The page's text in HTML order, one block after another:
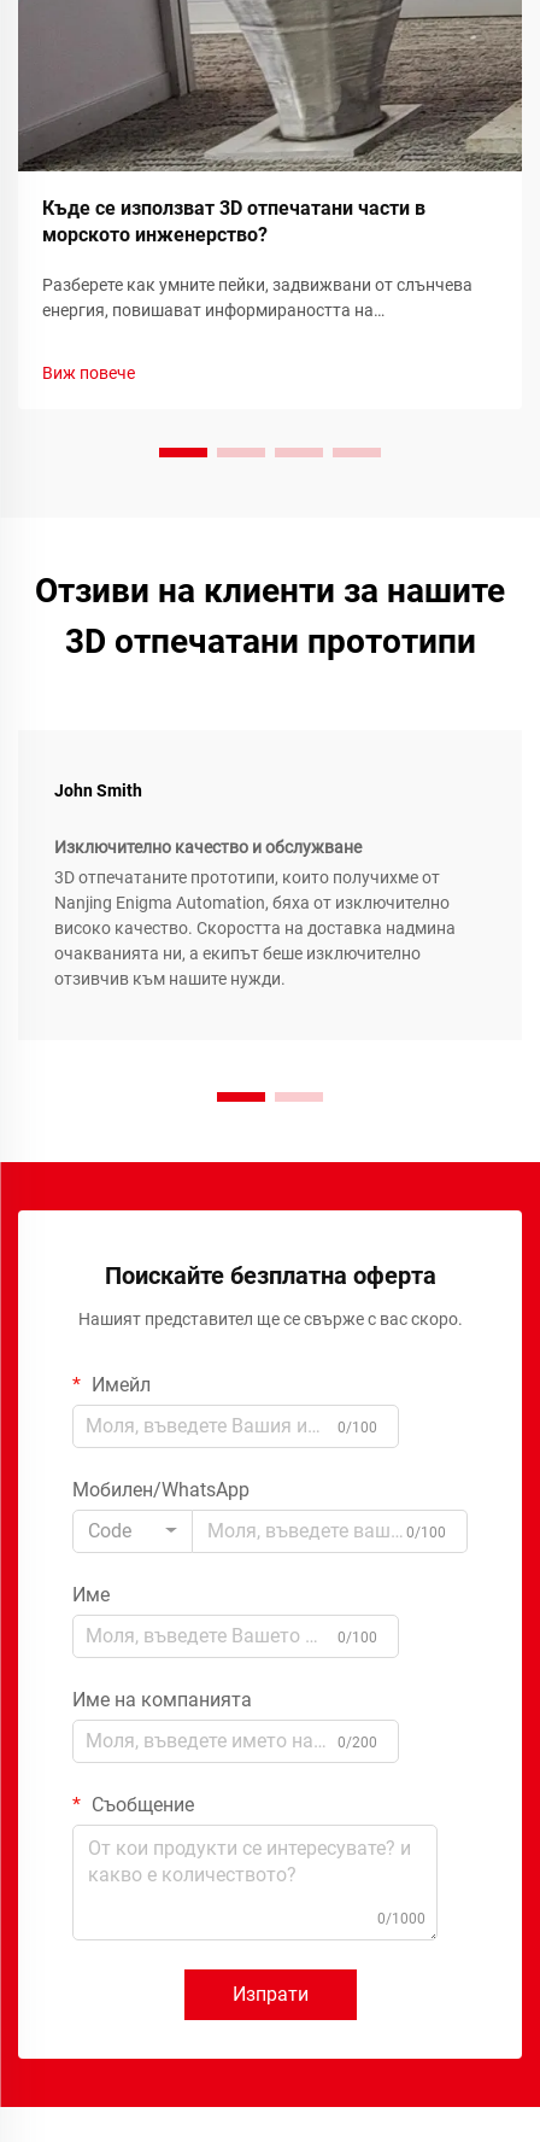
Къде се използват 3D отпечатани части в
морското инженерство?
Разберете как умните пейки, задвижвани от слънчева
енергия, повишават информираността на
ангажираност на общността. Научете повече днес.
Виж повече
Отзиви на клиенти за нашите
3D отпечатани прототипи
John Smith
Изключително качество и обслужване
3D отпечатаните прототипи, които получихме от
Nanjing Enigma Automation, бяха от изключително
високо качество. Скоростта на доставка надмина
очакванията ни, а екипът беше изключително
отзивчив към нашите нужди.
Поискайте безплатна оферта
Нашият представител ще се свърже с вас скоро.
Имейл
0/100
Мобилен/WhatsApp
Code
0/100
Име
0/100
Име на компанията
0/200
Съобщение
0/1000
Изпрати